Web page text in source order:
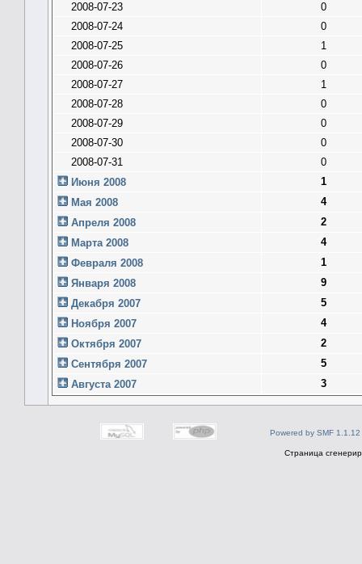
2008-07-23
0
2008-07-24
0
2008-07-25
1
2008-07-26
0
2008-07-27
1
2008-07-28
0
2008-07-29
0
2008-07-30
0
2008-07-31
0
Июня 2008
1
Мая 2008
4
Апреля 2008
2
Марта 2008
4
Февраля 2008
1
Января 2008
9
Декабря 2007
5
Ноября 2007
4
Октября 2007
2
Сентября 2007
5
Августа 2007
3
Powered by SMF 1.1.12
Страница